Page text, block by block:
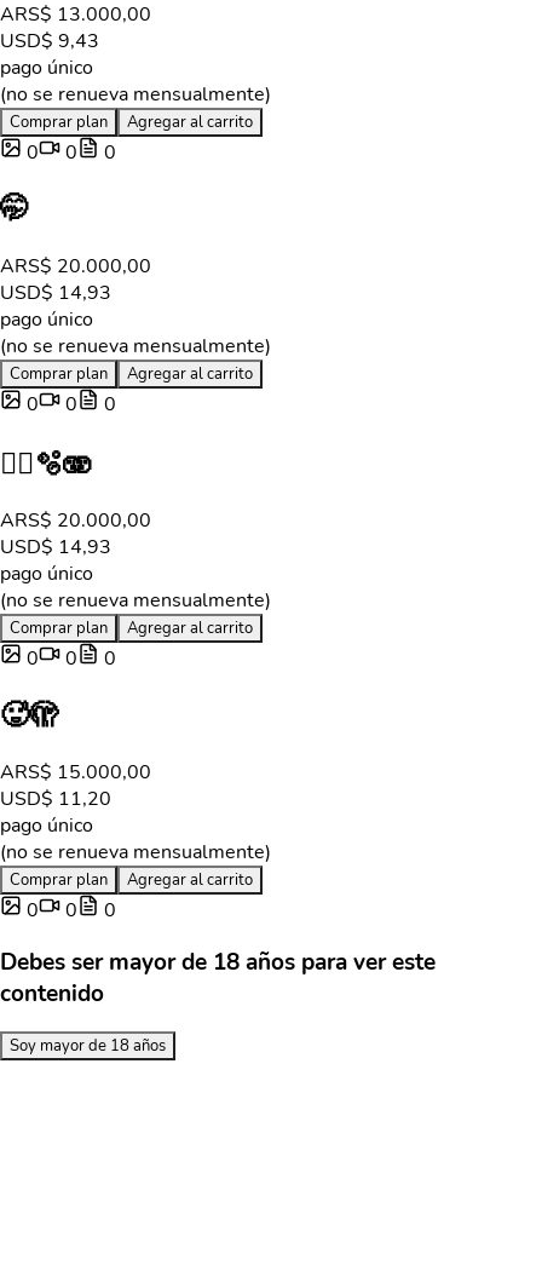
ARS$ 13.000,00
USD$ 9,43
pago único
(no se renueva mensualmente)
Comprar plan Agregar al carrito
0 0 0
🤭
ARS$ 20.000,00
USD$ 14,93
pago único
(no se renueva mensualmente)
Comprar plan Agregar al carrito
0 0 0
😶‍🌫️🫧🫨
ARS$ 20.000,00
USD$ 14,93
pago único
(no se renueva mensualmente)
Comprar plan Agregar al carrito
0 0 0
🥵🫣
ARS$ 15.000,00
USD$ 11,20
pago único
(no se renueva mensualmente)
Comprar plan Agregar al carrito
0 0 0
Debes ser mayor de 18 años para ver este
contenido
Soy mayor de 18 años